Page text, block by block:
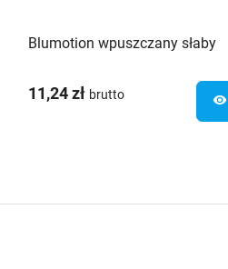
Blumotion wpuszczany słaby
11,24 zł brutto visibility